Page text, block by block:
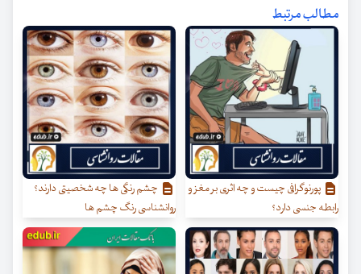
مطالب مرتبط
پورنوگرافی چیست و چه اثری بر مغز و
رابطه جنسی دارد؟
چشم رنگی ها چه شخصیتی دارند؟
روانشناسی رنگ چشم ها